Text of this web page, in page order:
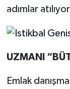
adımlar
UZMANI
Emlak